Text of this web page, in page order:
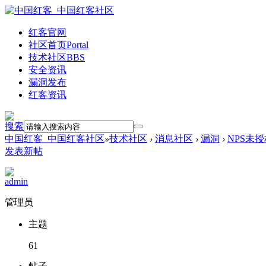
红客官网
社区首页Portal
技术社区BBS
安全资讯
漏洞发布
红客资讯
搜索
中国红客_中国红客社区»技术社区 › 消息社区 › 漏洞 › NPS未
发表新帖
admin
管理员
主题
61